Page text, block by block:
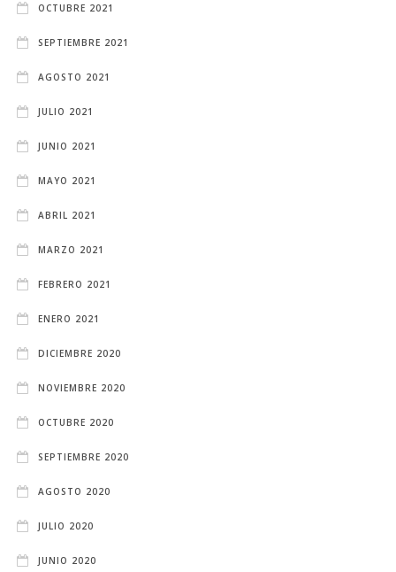
OCTUBRE 2021
SEPTIEMBRE 2021
AGOSTO 2021
JULIO 2021
JUNIO 2021
MAYO 2021
ABRIL 2021
MARZO 2021
FEBRERO 2021
ENERO 2021
DICIEMBRE 2020
NOVIEMBRE 2020
OCTUBRE 2020
SEPTIEMBRE 2020
AGOSTO 2020
JULIO 2020
JUNIO 2020